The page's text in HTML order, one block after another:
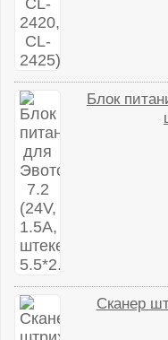
Блок
Сканер